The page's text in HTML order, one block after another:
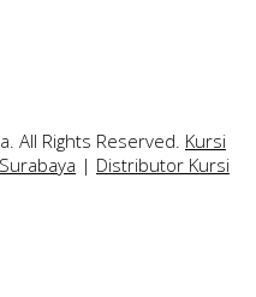
All Rights Reserved. Kursi
| Distributor Kursi